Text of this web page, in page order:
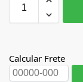
Calcular Frete